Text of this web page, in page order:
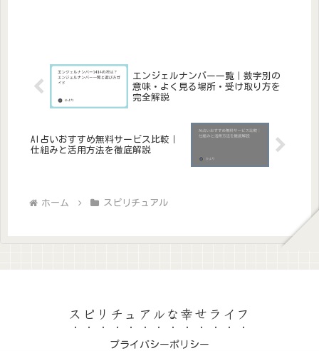
エンジェルナンバー一覧｜数字別の
意味・よく見る場所・受け取り方を
完全解説
AI占いおすすめ無料サービス比較｜
仕組みと活用方法を徹底解説
ホーム スピリチュアル
スピリチュアルな幸せライフ
プライバシーポリシー